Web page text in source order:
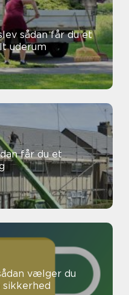
et
uderum
får du et